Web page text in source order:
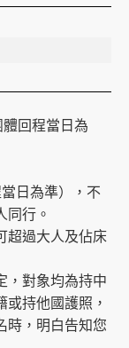
回程當日為
日為準），不
同行。
超過大人及佔床
，對象均為持中
持他國護照，
時，明白告知您